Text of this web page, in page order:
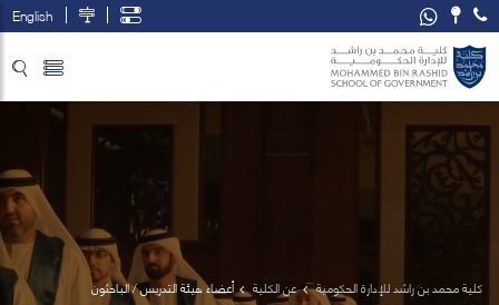
English
كلية محمد بن راشد للإدارة الحكومية عن الكلية أعضاء هيئة التدريس / الباحثون